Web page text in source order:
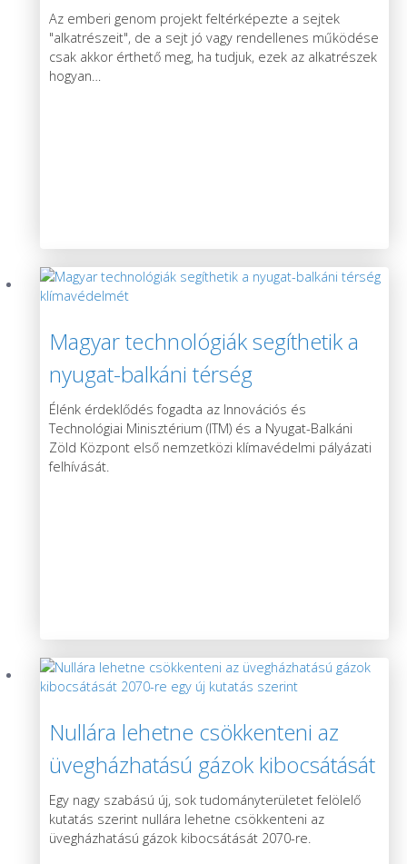
térképe
Az emberi genom projekt feltérképezte a sejtek
"alkatrészeit", de a sejt jó vagy rendellenes működése
csak akkor érthető meg, ha tudjuk, ezek az alkatrészek
hogyan…
Magyar technológiák segíthetik a
nyugat-balkáni térség
klímavédelmét
Élénk érdeklődés fogadta az Innovációs és
Technológiai Minisztérium (ITM) és a Nyugat-Balkáni
Zöld Központ első nemzetközi klímavédelmi pályázati
felhívását.
Nullára lehetne csökkenteni az
üvegházhatású gázok kibocsátását
2070-re egy új kutatás szerint
Egy nagy szabású új, sok tudományterületet felölelő
kutatás szerint nullára lehetne csökkenteni az
üvegházhatású gázok kibocsátását 2070-re.